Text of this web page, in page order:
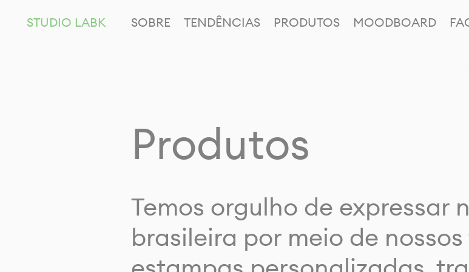
STUDIO LABK SOBRE TENDÊNCIAS PRODUTOS MOODBOARD
Produtos
Temos orgulho de expressar
brasileira por meio de